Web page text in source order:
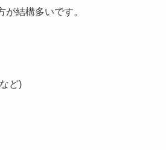
結構多いです。
ど)